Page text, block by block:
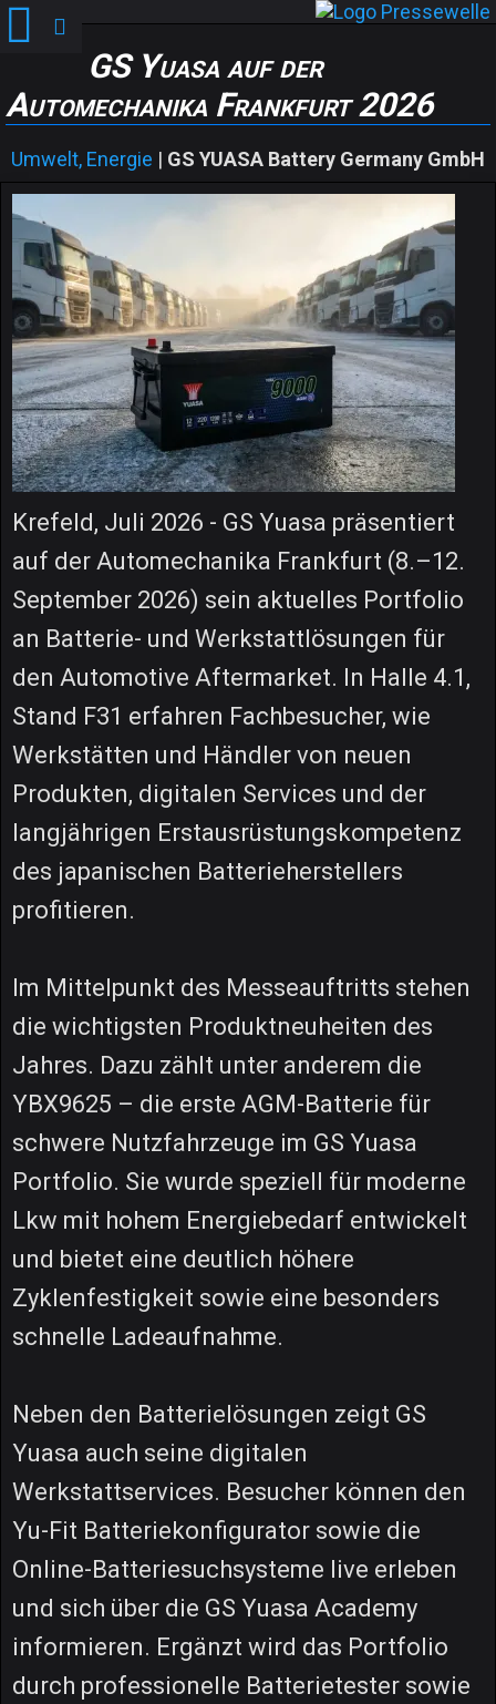
GS Yuasa auf der
Automechanika Frankfurt 2026
Umwelt, Energie | GS YUASA Battery Germany GmbH
Krefeld, Juli 2026 - GS Yuasa präsentiert
auf der Automechanika Frankfurt (8.–12.
September 2026) sein aktuelles Portfolio
an Batterie- und Werkstattlösungen für
den Automotive Aftermarket. In Halle 4.1,
Stand F31 erfahren Fachbesucher, wie
Werkstätten und Händler von neuen
Produkten, digitalen Services und der
langjährigen Erstausrüstungskompetenz
des japanischen Batterieherstellers
profitieren.
Im Mittelpunkt des Messeauftritts stehen
die wichtigsten Produktneuheiten des
Jahres. Dazu zählt unter anderem die
YBX9625 – die erste AGM-Batterie für
schwere Nutzfahrzeuge im GS Yuasa
Portfolio. Sie wurde speziell für moderne
Lkw mit hohem Energiebedarf entwickelt
und bietet eine deutlich höhere
Zyklenfestigkeit sowie eine besonders
schnelle Ladeaufnahme.
Neben den Batterielösungen zeigt GS
Yuasa auch seine digitalen
Werkstattservices. Besucher können den
Yu-Fit Batteriekonfigurator sowie die
Online-Batteriesuchsysteme live erleben
und sich über die GS Yuasa Academy
informieren. Ergänzt wird das Portfolio
durch professionelle Batterietester sowie